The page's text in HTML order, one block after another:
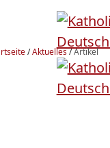
/Aktuelles/Artikel